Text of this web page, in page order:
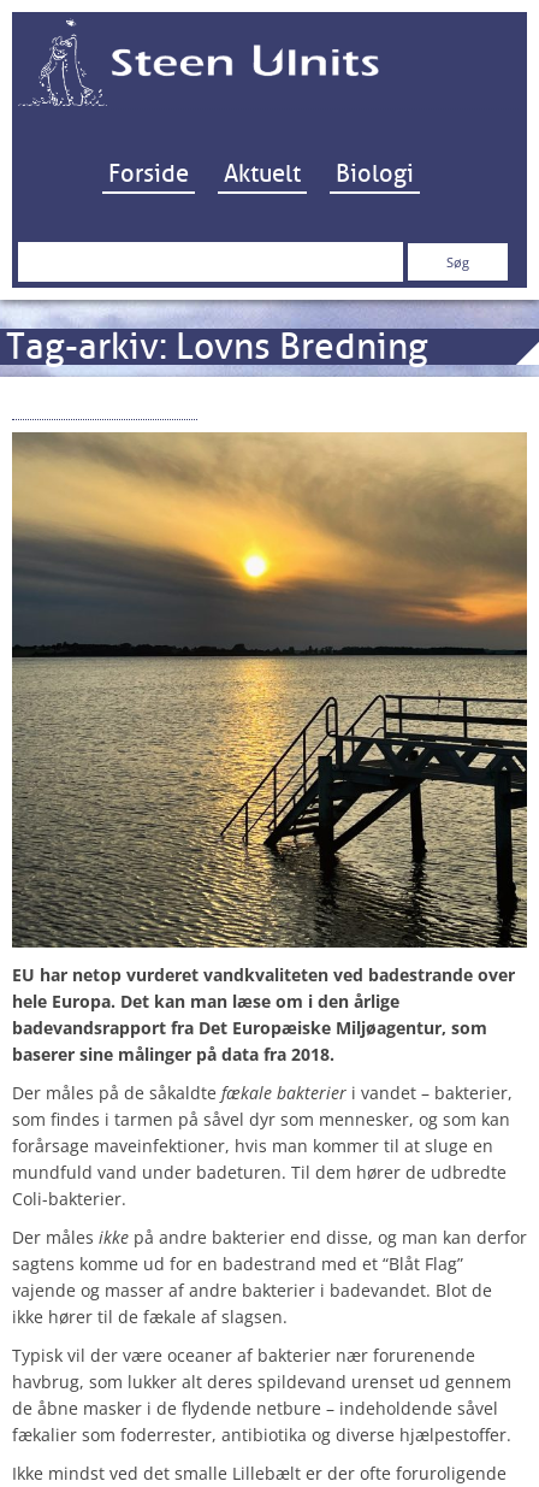
Hop til indhold
Forside Aktuelt Biologi
Søg
Tag-arkiv: Lovns Bredning
EU har netop vurderet vandkvaliteten ved badestrande over
hele Europa. Det kan man læse om i den årlige
badevandsrapport fra Det Europæiske Miljøagentur, som
baserer sine målinger på data fra 2018.
Der måles på de såkaldte fækale bakterier i vandet – bakterier,
som findes i tarmen på såvel dyr som mennesker, og som kan
forårsage maveinfektioner, hvis man kommer til at sluge en
mundfuld vand under badeturen. Til dem hører de udbredte
Coli-bakterier.
Der måles ikke på andre bakterier end disse, og man kan derfor
sagtens komme ud for en badestrand med et “Blåt Flag”
vajende og masser af andre bakterier i badevandet. Blot de
ikke hører til de fækale af slagsen.
Typisk vil der være oceaner af bakterier nær forurenende
havbrug, som lukker alt deres spildevand urenset ud gennem
de åbne masker i de flydende netbure – indeholdende såvel
fækalier som foderrester, antibiotika og diverse hjælpestoffer.
Ikke mindst ved det smalle Lillebælt er der ofte foruroligende